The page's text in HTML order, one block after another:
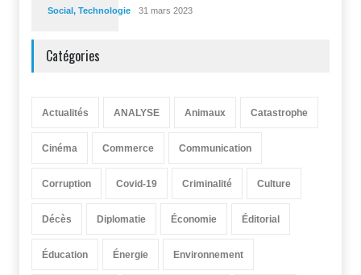
Social, Technologie 31 mars 2023
Catégories
Actualités ANALYSE Animaux Catastrophe
Cinéma Commerce Communication
Corruption Covid-19 Criminalité Culture
Décès Diplomatie Économie Éditorial
Éducation Énergie Environnement